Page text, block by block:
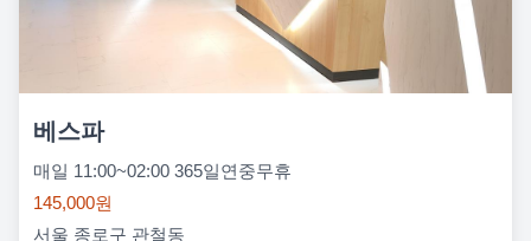
베스파
매일 11:00~02:00 365일연중무휴
145,000원
서울 종로구 관철동